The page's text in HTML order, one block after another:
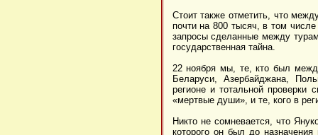
Стоит также отметить, что
почти на 800 тысяч, в том
запросы сделанные между
государственная тайна.
22 ноября мы, те, кто был
Беларуси, Азербайджана,
регионе и тотальной проверки
«мертвые души», и те, кого в
Никто не сомневается, что
которого он был до